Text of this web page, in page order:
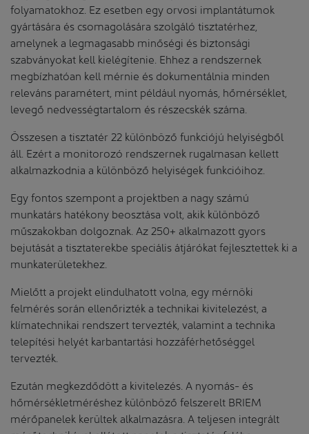
folyamatokhoz. Ez esetben egy orvosi implantátumok
gyártására és csomagolására szolgáló tisztatérhez,
amelynek a legmagasabb minőségi és biztonsági
szabványokat kell kielégítenie. Ehhez a rendszernek
megbízhatóan kell mérnie és dokumentálnia minden
releváns paramétert, mint például nyomás, hőmérséklet,
levegő nedvességtartalom és részecskék száma.
Összesen a tisztatér 22 különböző funkciójú helyiségből
áll. Ezért a monitorozó rendszernek rugalmasan kellett
alkalmazkodnia a különböző helyiségek funkcióihoz.
Egy fontos szempont a projektben a nagy számú
munkatárs hatékony beosztása volt, akik különböző
műszakokban dolgoznak. Az 250+ alkalmazott gyors
bejutását a tisztaterekbe speciális átjárókat fejlesztettek ki a
munkaterületekhez.
Mielőtt a projekt elindulhatott volna, egy mérnöki
felmérés során ellenőrizték a technikai kivitelezést, a
klímatechnikai rendszert tervezték, valamint a technika
telepítési helyét karbantartási hozzáférhetőséggel
tervezték.
Ezután megkezdődött a kivitelezés. A nyomás- és
hőmérsékletméréshez különböző felszerelt BRIEM
mérőpanelek kerültek alkalmazásra. A teljesen integrált